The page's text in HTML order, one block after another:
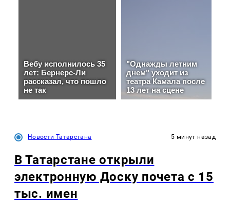
Новости Татарстана 5 минут назад
В Татарстане открыли
электронную Доску почета с 15
тыс. имен